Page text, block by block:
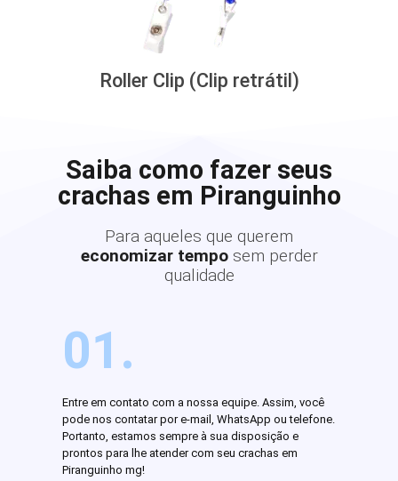
Roller Clip (Clip retrátil)
Saiba como fazer seus
crachas em Piranguinho
Para aqueles que querem
economizar tempo sem perder
qualidade
01.
Entre em contato com a nossa equipe. Assim, você
pode nos contatar por e-mail, WhatsApp ou telefone.
Portanto, estamos sempre à sua disposição e
prontos para lhe atender com seu crachas em
Piranguinho mg!